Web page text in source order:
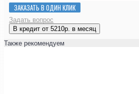
ЗАКАЗАТЬ В ОДИН КЛИК
Задать вопрос
В кредит от 5210р. в месяц
Также рекомендуем